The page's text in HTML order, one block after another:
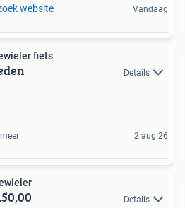
website Vandaag
fiets
Details
2 aug 26
Details